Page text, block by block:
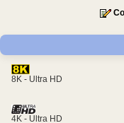
8K - Ultra HD
4K - Ultra HD